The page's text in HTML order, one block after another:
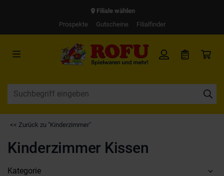
Filiale wählen
Prospekte
Gutscheine Filialfinder
<< Zurück zu "Kinderzimmer"
Kinderzimmer Kissen
Kategorie